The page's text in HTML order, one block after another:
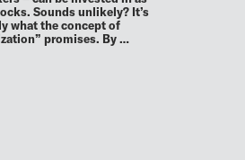
Sounds unlikely? It’s
what the concept of
promises. By …